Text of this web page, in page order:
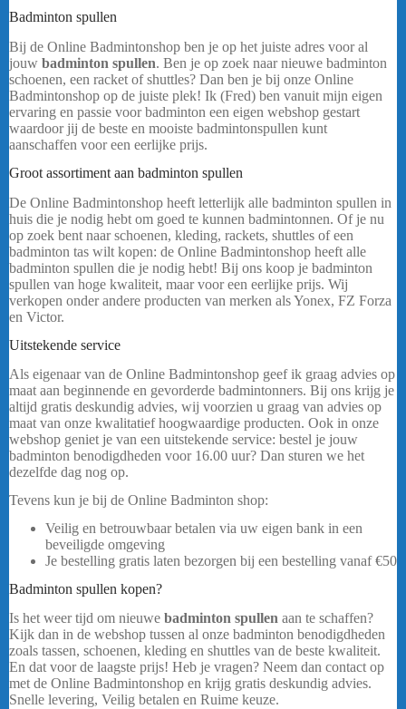
Badminton spullen
Bij de Online Badmintonshop ben je op het juiste adres voor al
jouw badminton spullen. Ben je op zoek naar nieuwe badminton
schoenen, een racket of shuttles? Dan ben je bij onze Online
Badmintonshop op de juiste plek! Ik (Fred) ben vanuit mijn eigen
ervaring en passie voor badminton een eigen webshop gestart
waardoor jij de beste en mooiste badmintonspullen kunt
aanschaffen voor een eerlijke prijs.
Groot assortiment aan badminton spullen
De Online Badmintonshop heeft letterlijk alle badminton spullen in
huis die je nodig hebt om goed te kunnen badmintonnen. Of je nu
op zoek bent naar schoenen, kleding, rackets, shuttles of een
badminton tas wilt kopen: de Online Badmintonshop heeft alle
badminton spullen die je nodig hebt! Bij ons koop je badminton
spullen van hoge kwaliteit, maar voor een eerlijke prijs. Wij
verkopen onder andere producten van merken als Yonex, FZ Forza
en Victor.
Uitstekende service
Als eigenaar van de Online Badmintonshop geef ik graag advies op
maat aan beginnende en gevorderde badmintonners. Bij ons krijg je
altijd gratis deskundig advies, wij voorzien u graag van advies op
maat van onze kwalitatief hoogwaardige producten. Ook in onze
webshop geniet je van een uitstekende service: bestel je jouw
badminton benodigdheden voor 16.00 uur? Dan sturen we het
dezelfde dag nog op.
Tevens kun je bij de Online Badminton shop:
Veilig en betrouwbaar betalen via uw eigen bank in een
beveiligde omgeving
Je bestelling gratis laten bezorgen bij een bestelling vanaf€50
Badminton spullen kopen?
Is het weer tijd om nieuwe badminton spullen aan te schaffen?
Kijk dan in de webshop tussen al onze badminton benodigdheden
zoals tassen, schoenen, kleding en shuttles van de beste kwaliteit.
En dat voor de laagste prijs! Heb je vragen? Neem dan contact op
met de Online Badmintonshop en krijg gratis deskundig advies.
Snelle levering, Veilig betalen en Ruime keuze.